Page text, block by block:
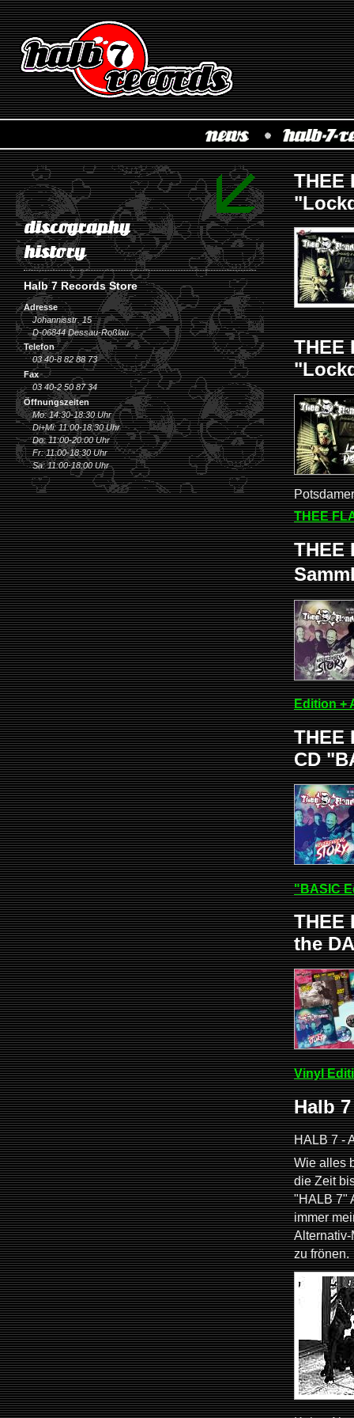
THEE
THEE
THEE
THEE
Edition +
THEE
CD
"BASIC
THEE
the
Vinyl
Halb
HALB 7 -
Wie alles
die Zeit
"HALB 7"
immer
Alternativ-
zu frönen.
Halb 7 Records Store
Adresse
Johannisstr. 15
D-06844 Dessau-Roßlau
Telefon
03 40-8 82 88 73
Fax
03 40-2 50 87 34
Öffnungszeiten
Mo: 14:30-18:30 Uhr
Di+Mi: 11:00-18:30 Uhr
Do: 11:00-20:00 Uhr
Fr: 11:00-18:30 Uhr
Sa: 11:00-18:00 Uhr